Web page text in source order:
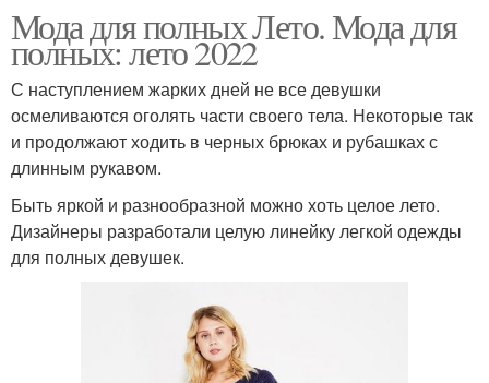
Мода для полных Лето. Мода для
полных: лето 2022
С наступлением жарких дней не все девушки
осмеливаются оголять части своего тела. Некоторые так
и продолжают ходить в черных брюках и рубашках с
длинным рукавом.
Быть яркой и разнообразной можно хоть целое лето.
Дизайнеры разработали целую линейку легкой одежды
для полных девушек.